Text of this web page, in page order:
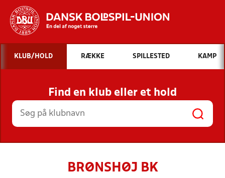
Hvad vil du søge efter?
INDHOLD OG NYHEDER
STILLINGER, RESULTATER, KLUBBER OG
HOLD
KLUB/HOLD RÆKKE SPILLESTED KAMP
Find en klub eller et hold
BRØNSHØJ BK